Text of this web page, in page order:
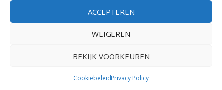
ACCEPTEREN
WEIGEREN
BEKIJK VOORKEUREN
CookiebeleidPrivacy Policy
Elegant Themes| Mogelijk gemaakt door